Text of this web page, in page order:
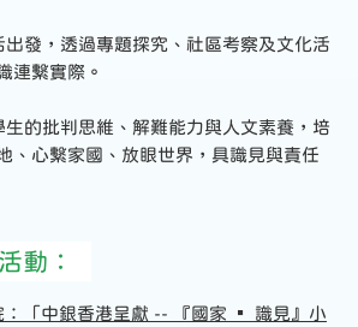
發，透過專題探究、社區考察及文化活
連繫實際。
的批判思維、解難能力與人文素養，培
、心繫家國、放眼世界，具識見與責任
動：
：「中銀香港呈獻 -- 『國家 ▪
識見』小